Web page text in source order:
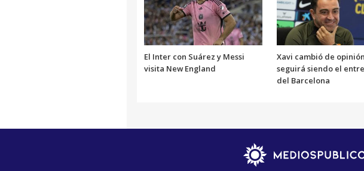
El Inter con Suárez y Messi
visita New England
Xavi cambió de
seguirá siendo el
del Barcelona